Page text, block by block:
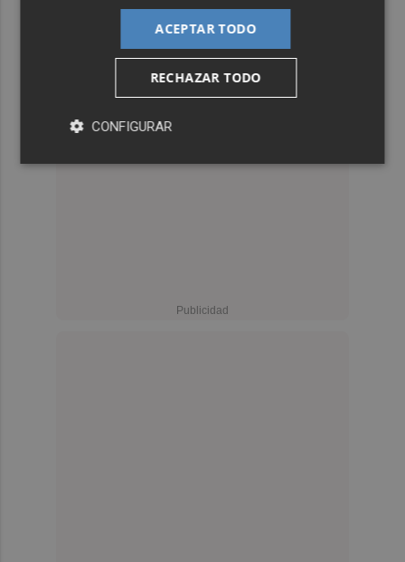
ACEPTAR TODO
RECHAZAR TODO
CONFIGURAR